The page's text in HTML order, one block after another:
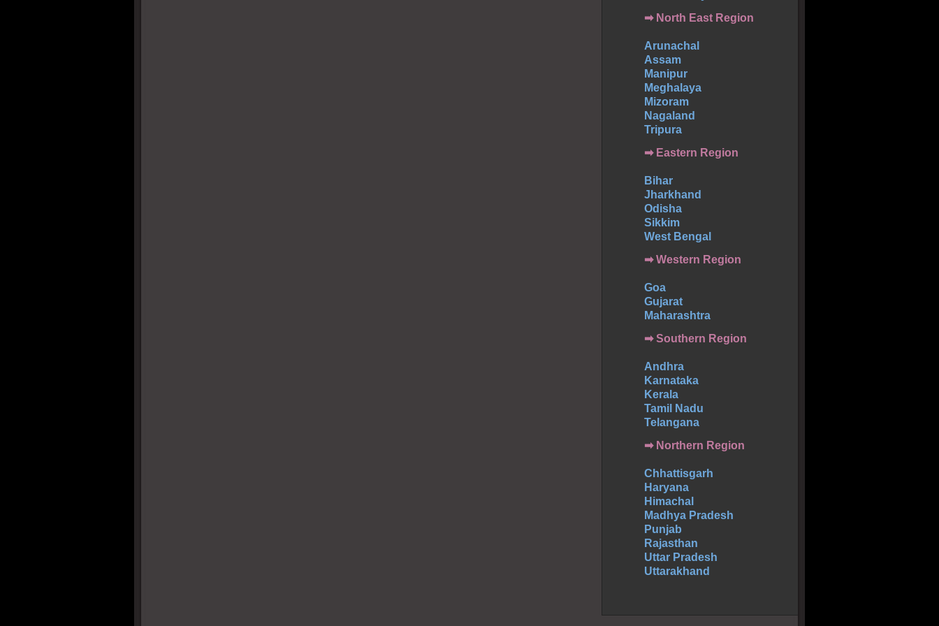
➡ North East Region
Arunachal
Assam
Manipur
Meghalaya
Mizoram
Nagaland
Tripura
➡ Eastern Region
Bihar
Jharkhand
Odisha
Sikkim
West Bengal
➡ Western Region
Goa
Gujarat
Maharashtra
➡Southern Region
Andhra
Karnataka
Kerala
Tamil Nadu
Telangana
➡ Northern Region
Chhattisgarh
Haryana
Himachal
Madhya Pradesh
Punjab
Rajasthan
Uttar Pradesh
Uttarakhand